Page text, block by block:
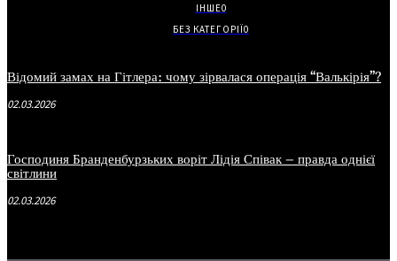
ІНШЕ0
БЕЗ КАТЕГОРІЇ0
Відомий замах на Гітлера: чому зірвалася операція “Валькірія”?
02.03.2026
Господиня Бранденбурзьких воріт Лідія Співак – правда однієї
світлини
02.03.2026